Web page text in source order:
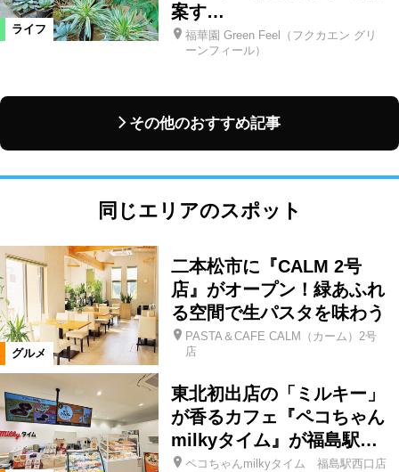
ライフ
案す…
福華園 Green Feel（フクカエン グリ
ーンフィール）
その他のおすすめ記事
同じエリアのスポット
グルメ
二本松市に『CALM 2号
店』がオープン！緑あふれ
る空間で生パスタを味わう
PASTA＆CAFE CALM（カーム）2号
店
東北初出店の「ミルキー」
が香るカフェ『ペコちゃん
milkyタイム』が福島駅…
ペコちゃんmilkyタイム 福島駅西口店